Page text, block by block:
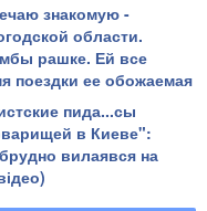
знакомую -
области.
рашке. Ей все
поездки ее обожаемая
ребят в той стране,
пида...сы
в Киеве":
вилаявся на